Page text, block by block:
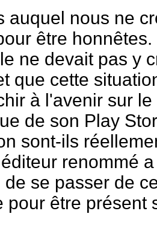
auquel nous ne
être
ne devait pas y
que cette
à l'avenir sur
de son Play
sont-ils
renommé
de se passer de
pour être présent